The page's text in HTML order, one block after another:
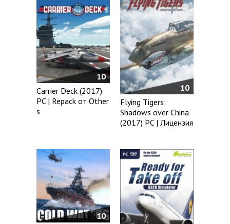
10
Carrier Deck (2017)
PC | Repack от Other
s
10
Flying Tigers:
Shadows over China
(2017) PC | Лицензия
10